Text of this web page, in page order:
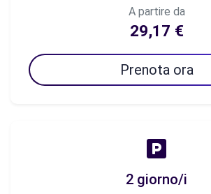
A partire da
29,17 €
Prenota ora
2 giorno/i